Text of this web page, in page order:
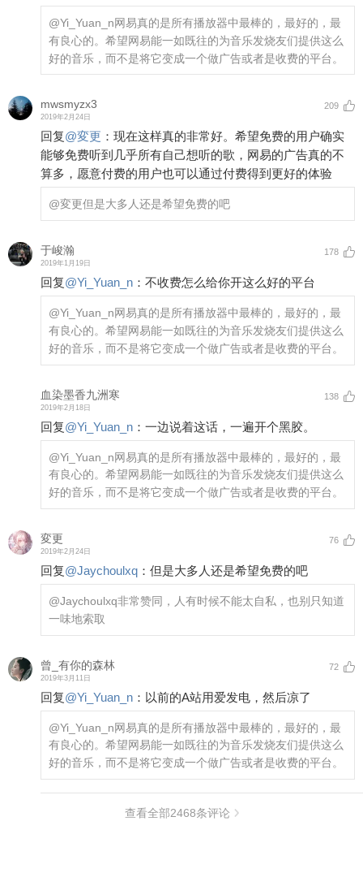
@Yi_Yuan_n网易真的是所有播放器中最棒的，最好的，最
有良心的。希望网易能一如既往的为音乐发烧友们提供这么
好的音乐，而不是将它变成一个做广告或者是收费的平台。
mwsmyzx3
2019年2月24日
209
回复@変更 ： 现在这样真的非常好。希望免费的用户确实
能够免费听到几乎所有自己想听的歌，网易的广告真的不
算多，愿意付费的用户也可以通过付费得到更好的体验
@変更但是大多人还是希望免费的吧
于峻瀚
2019年1月19日
178
回复@Yi_Yuan_n ： 不收费怎么给你开这么好的平台
@Yi_Yuan_n网易真的是所有播放器中最棒的，最好的，最
有良心的。希望网易能一如既往的为音乐发烧友们提供这么
好的音乐，而不是将它变成一个做广告或者是收费的平台。
血染墨香九洲寒
2019年2月18日
138
回复@Yi_Yuan_n ： 一边说着这话，一遍开个黑胶。
@Yi_Yuan_n网易真的是所有播放器中最棒的，最好的，最
有良心的。希望网易能一如既往的为音乐发烧友们提供这么
好的音乐，而不是将它变成一个做广告或者是收费的平台。
変更
2019年2月24日
76
回复@Jaychoulxq ： 但是大多人还是希望免费的吧
@Jaychoulxq非常赞同，人有时候不能太自私，也别只知道
一味地索取
曾_有你的森林
2019年3月11日
72
回复@Yi_Yuan_n ： 以前的A站用爱发电，然后凉了
@Yi_Yuan_n网易真的是所有播放器中最棒的，最好的，最
有良心的。希望网易能一如既往的为音乐发烧友们提供这么
好的音乐，而不是将它变成一个做广告或者是收费的平台。
查看全部2468条评论